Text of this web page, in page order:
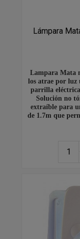
Lámpara
Lampara Mata
los atrae por luz
parrilla
Solución no
extraíble para
de 1.7m que